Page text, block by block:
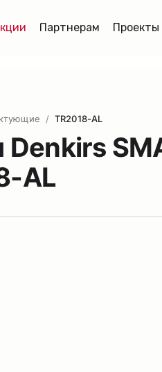
Партнерам Проекты
/ TR2018-AL
AL